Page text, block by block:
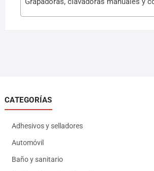
CATEGORÍAS
Adhesivos y selladores
Automóvil
Baño y sanitario